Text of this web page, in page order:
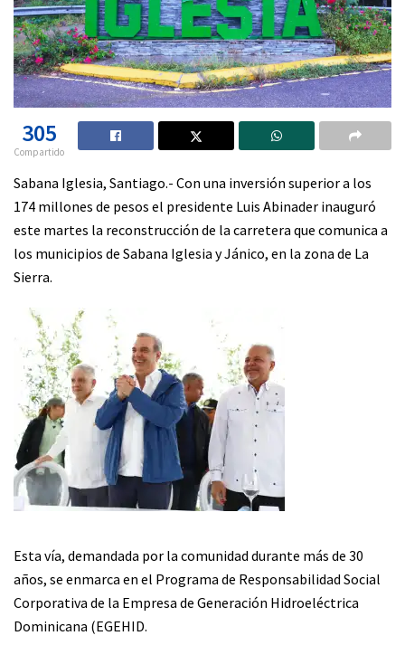
305
Compartido
Sabana Iglesia, Santiago.- Con una inversión superior a los
174 millones de pesos el presidente Luis Abinader inauguró
este martes la reconstrucción de la carretera que comunica a
los municipios de Sabana Iglesia y Jánico, en la zona de La
Sierra.
Esta vía, demandada por la comunidad durante más de 30
años, se enmarca en el Programa de Responsabilidad Social
Corporativa de la Empresa de Generación Hidroeléctrica
Dominicana (EGEHID.